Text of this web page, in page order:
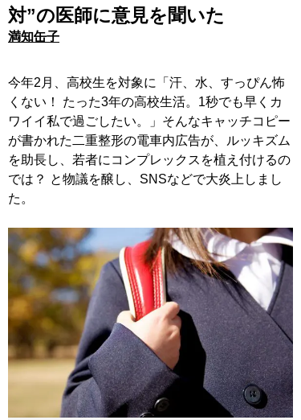
対”の医師に意見を聞いた
満知缶子
今年2月、高校生を対象に「汗、水、すっぴん怖
くない！ たった3年の高校生活。1秒でも早くカ
ワイイ私で過ごしたい。」そんなキャッチコピー
が書かれた二重整形の電車内広告が、ルッキズム
を助長し、若者にコンプレックスを植え付けるの
では？ と物議を醸し、SNSなどで大炎上しまし
た。